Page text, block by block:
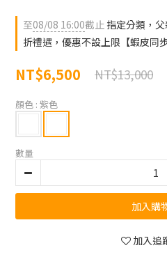
至08/08 16:00截止 指定分類，
折禮遇，優惠不設上限【蝦皮同步
NT$6,500 NT$13,000
顏色 : 紫色
數量
加入購
加入追